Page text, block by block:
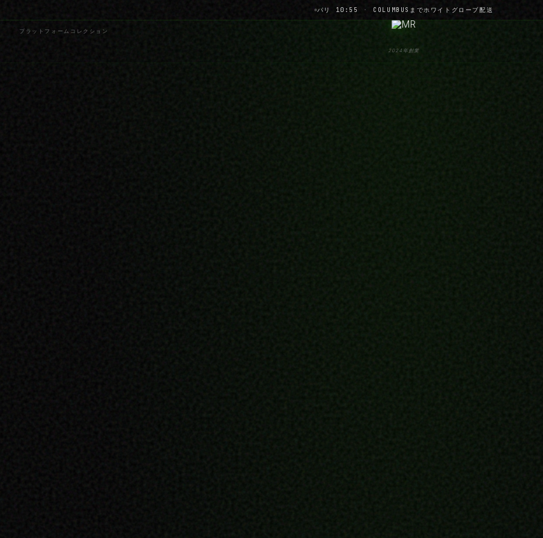
パリ 10:55 · COLUMBUSまでホワイトグローブ配送
プラットフォーム コレクション
2024年創業